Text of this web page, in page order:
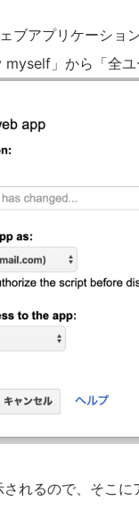
ブアプリケーシ
」から「全ユ
れるので、そこ